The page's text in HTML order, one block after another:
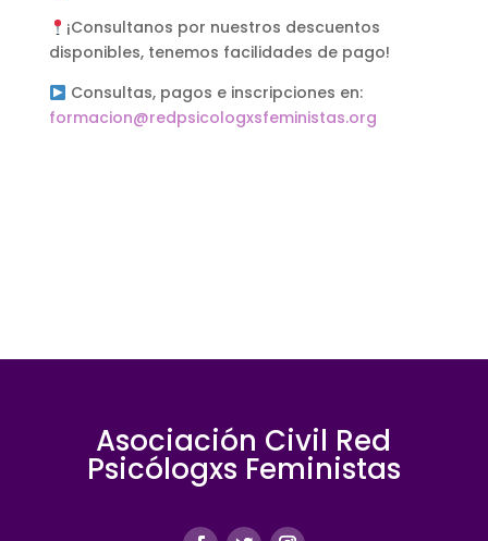
¡Consultanos por nuestros descuentos
disponibles, tenemos facilidades de pago!
Consultas, pagos e inscripciones en:
formacion@redpsicologxsfeministas.org
Asociación Civil Red
Psicólogxs Feministas